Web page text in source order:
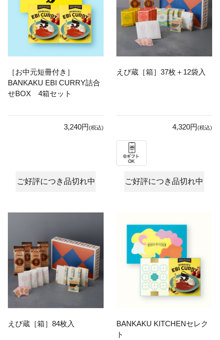
［お中元短冊付き］
BANKAKU EBI CURRY詰合
せBOX 4箱セット
3,240円(税込)
ご好評につき品切れ中
えび蔵［箱］37枚＋12袋入
4,320円(税込)
ご好評につき品切れ中
えび蔵［箱］84枚入
BANKAKU KITCHENセレク
ト